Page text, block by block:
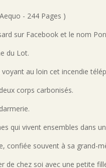
- 244 Pages )
sur Facebook et le nom
du Lot.
au loin cet incendie
corps carbonisés.
qui vivent ensembles
confiée souvent à sa grand-
chez soi avec une petite